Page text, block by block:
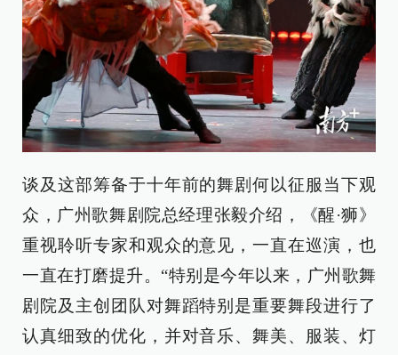
谈及这部筹备于十年前的舞剧何以征服当下观
众，广州歌舞剧院总经理张毅介绍，《醒·狮》
重视聆听专家和观众的意见，一直在巡演，也
一直在打磨提升。“特别是今年以来，广州歌舞
剧院及主创团队对舞蹈特别是重要舞段进行了
认真细致的优化，并对音乐、舞美、服装、灯